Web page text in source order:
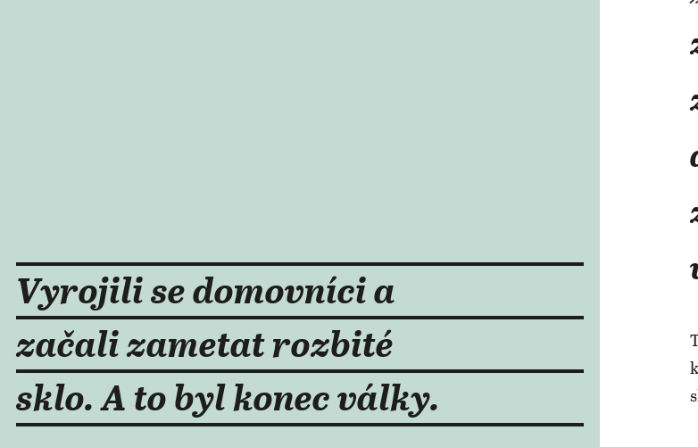
Vyrojili se domovníci a
začali zametat rozbité
sklo. A to byl konec války.